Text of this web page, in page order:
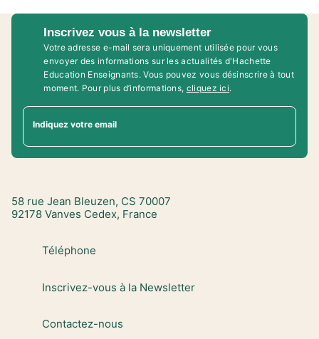
Inscrivez vous à la newsletter
Votre adresse e-mail sera uniquement utilisée pour vous
envoyer des informations sur les actualités d'Hachette
Education Enseignants. Vous pouvez vous désinscrire à tout
moment. Pour plus d’informations, cliquez ici.
Indiquez votre email
58 rue Jean Bleuzen, CS 70007
92178 Vanves Cedex, France
Téléphone
Inscrivez-vous à la Newsletter
Contactez-nous